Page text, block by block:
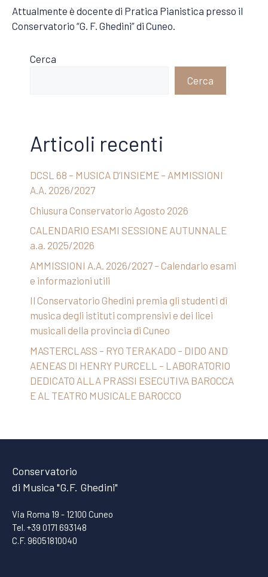
Attualmente è docente di Pratica Pianistica presso il
Conservatorio “G. F. Ghedini” di Cuneo.
Cerca
Cerca
Articoli recenti
DCSL 68 – MUSICA D’INSIEME – AMMISSIONI
A.A. 2026/2027
Chiusura Conservatorio Agosto 2026
CALENDARIO ESAMI SESSIONE AUTUNNALE
a.a. 2025/2026
AMMISSIONI A.A. 2026/2027 – Calendario esami
e informazioni utili
Il Conservatorio Ghedini premia gli studenti di
musica degli istituti comprensivi e dei licei
musicali della provincia di Cuneo
MASTERCLASS – RYO TERAKADO – DIDO AND
AENEAS DI HENRY PURCELL – LABORATORIO
DEDICATO ALLA PRASSI ESECUTIVA BAROCCA
E AL TEATRO MUSICALE BAROCCO
Conservatorio
di Musica "G.F. Ghedini"
Via Roma 19 - 12100 Cuneo
Tel. +39 0171 693148
C.F. 96051810040